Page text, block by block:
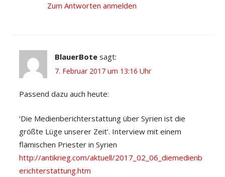
Zum Antworten anmelden
BlauerBote sagt:
7. Februar 2017 um 13:16 Uhr
Passend dazu auch heute:
‘Die Medienberichterstattung über Syrien ist die
größte Lüge unserer Zeit’. Interview mit einem
flämischen Priester in Syrien
http://antikrieg.com/aktuell/2017_02_06_diemedienb
erichterstattung.htm